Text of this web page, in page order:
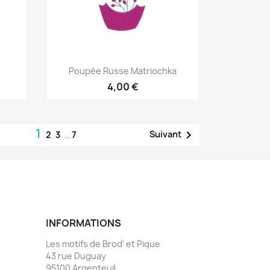
Aperçu rapide
Poupée Russe Matriochka
4,00 €
1 2 3 … 7 Suivant
INFORMATIONS
Les motifs de Brod' et Pique
43 rue Duguay